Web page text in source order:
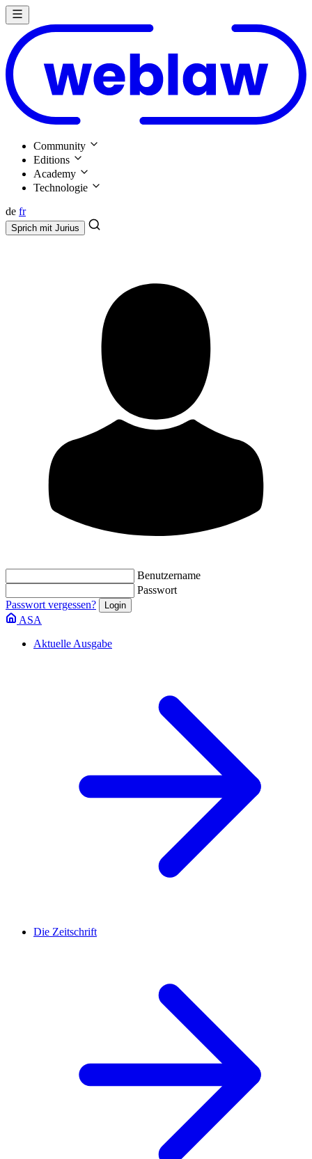
Community
Editions
Academy
Technologie
de fr
Sprich mit Jurius
Benutzername
Passwort
Passwort vergessen?
ASA
Aktuelle Ausgabe
Die Zeitschrift